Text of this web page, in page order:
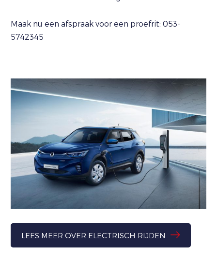
Maak nu een afspraak voor een proefrit: 053-
5742345
LEES MEER OVER ELECTRISCH RIJDEN